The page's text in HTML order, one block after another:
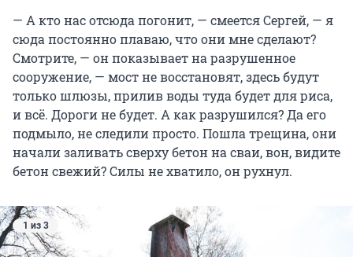
— А кто нас отсюда погонит, — смеется Сергей, — я
сюда постоянно плаваю, что они мне сделают?
Смотрите, — он показывает на разрушенное
сооружение, — мост не восстановят, здесь будут
только шлюзы, прилив воды туда будет для риса,
и всё. Дороги не будет. А как разрушился? Да его
подмыло, не следили просто. Пошла трещина, они
начали заливать сверху бетон на сваи, вон, видите
бетон свежий? Силы не хватило, он рухнул.
1 из 3